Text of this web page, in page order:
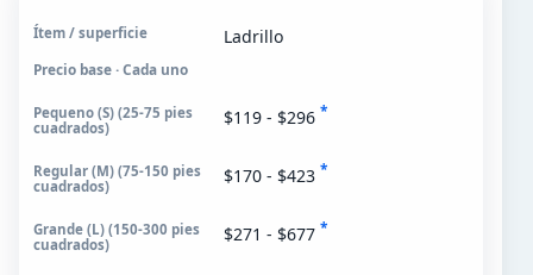
Ladrillo
Precio base · Cada uno
$119 - $296 *
$170 - $423 *
$271 - $677 *